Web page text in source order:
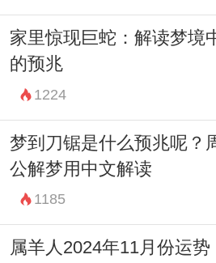
家里惊现巨蛇：解读梦境
的预兆
1224
梦到刀锯是什么预兆呢？
公解梦用中文解读
1185
属羊人2024年11月份运势